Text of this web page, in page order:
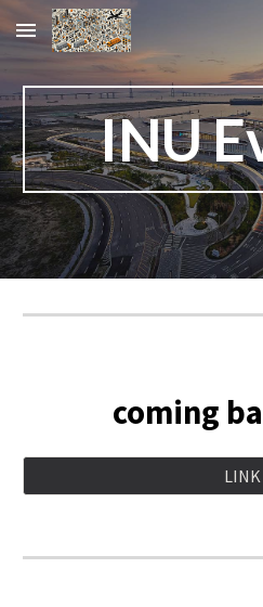
Skip to main content
INU
coming
LINK